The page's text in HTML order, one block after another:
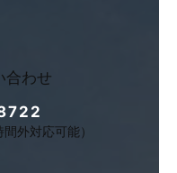
合わせ
外対応可能）